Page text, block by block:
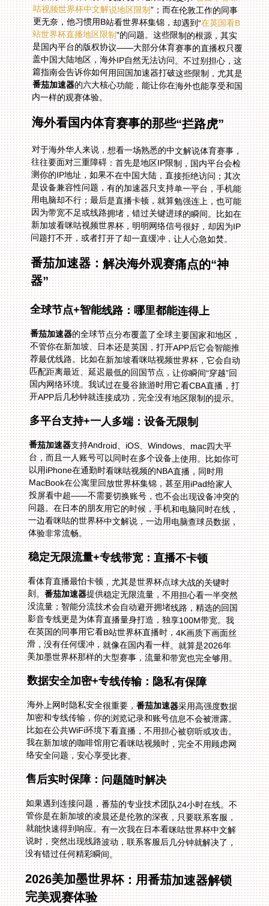
咕视频世界杯中文解说地区限制”；而在伦敦工作的同事
更无奈，他习惯用B站看世界杯集锦，却遇到“在英国看B
站世界杯直播地区限制”的问题。这些限制的根源，其实
是国内平台的版权协议——大部分体育赛事的直播权只覆
盖中国大陆地区，海外IP自然无法访问。不过别担心，这
篇指南会告诉你如何用回国加速器打破这些限制，尤其是
番茄加速器的六大核心功能，能让你在海外也能享受和国
内一样的观赛体验。
海外看国内体育赛事的那些“拦路虎”
对于海外华人来说，想看一场熟悉的中文解说体育赛事，
往往要面对三重障碍：首先是地区IP限制，国内平台会检
测你的IP地址，如果不在中国大陆，直接拒绝访问；其次
是设备兼容性问题，有的加速器只支持单一平台，手机能
用电脑却不行；最后是直播卡顿，就算勉强连上，也可能
因为带宽不足或线路拥堵，错过关键进球的瞬间。比如在
新加坡看咪咕视频世界杯，明明网络信号很好，却因为IP
问题打不开，或者打开了却一直缓冲，让人心急如焚。
番茄加速器：解决海外观赛痛点的“神
器”
全球节点+智能线路：哪里都能连得上
番茄加速器的全球节点分布覆盖了全球主要国家和地区，
不管你在新加坡、日本还是英国，打开APP后它会智能推
荐最优线路。比如在新加坡看咪咕视频世界杯，它会自动
匹配距离最近、延迟最低的回国节点，让你瞬间“穿越”回
国内网络环境。我试过在曼谷旅游时用它看CBA直播，打
开APP后几秒钟就连接成功，完全没有地区限制的提示。
多平台支持+一人多端：设备无限制
番茄加速器支持Android、iOS、Windows、mac四大平
台，而且一人账号可以同时在多个设备上使用。比如你可
以用iPhone在通勤时看咪咕视频的NBA直播，同时用
MacBook在公寓里回放世界杯集锦，甚至用iPad给家人
投屏看中超——不需要切换账号，也不会出现设备冲突的
问题。在日本的朋友用它的时候，手机和电脑同时在线，
一边看咪咕的世界杯中文解说，一边用电脑查球员数据，
体验非常流畅。
稳定无限流量+专线带宽：直播不卡顿
看体育直播最怕卡顿，尤其是世界杯点球大战的关键时
刻。番茄加速器提供稳定无限流量，不用担心看一半突然
没流量；智能分流技术会自动避开拥堵线路，精选的回国
影音专线更是为体育直播量身打造，独享100M带宽。我
在英国的同事用它看B站世界杯直播时，4K画质下画面丝
滑，没有任何缓冲，就像在国内看一样。就算是2026年
美加墨世界杯那样的大型赛事，流量和带宽也完全够用。
数据安全加密+专线传输：隐私有保障
海外上网时隐私安全很重要，番茄加速器采用高强度数据
加密和专线传输，你的浏览记录和账号信息不会被泄露。
比如在公共WiFi环境下看直播，不用担心被窃听或攻击。
我在新加坡的咖啡馆用它看咪咕视频时，完全不用顾虑网
络安全问题，安心享受比赛。
售后实时保障：问题随时解决
如果遇到连接问题，番茄的专业技术团队24小时在线。不
管你是在新加坡的凌晨还是伦敦的深夜，只要联系客服，
就能快速得到响应。有一次我在日本看咪咕世界杯中文解
说时，突然出现线路波动，联系客服后几分钟就解决了，
没有错过任何精彩瞬间。
2026美加墨世界杯：用番茄加速器解锁
完美观赛体验